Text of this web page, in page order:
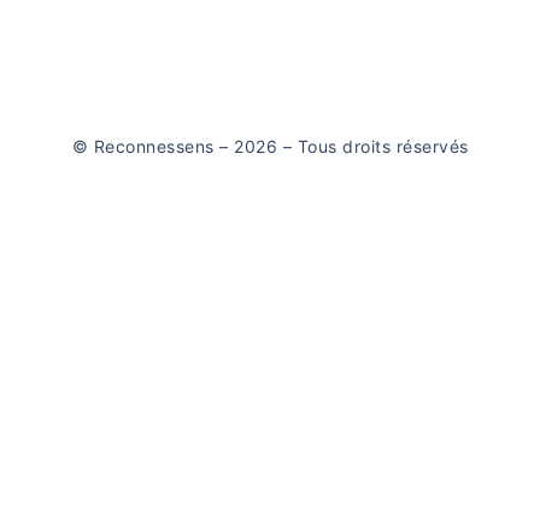
© Reconnessens – 2026 – Tous droits réservés